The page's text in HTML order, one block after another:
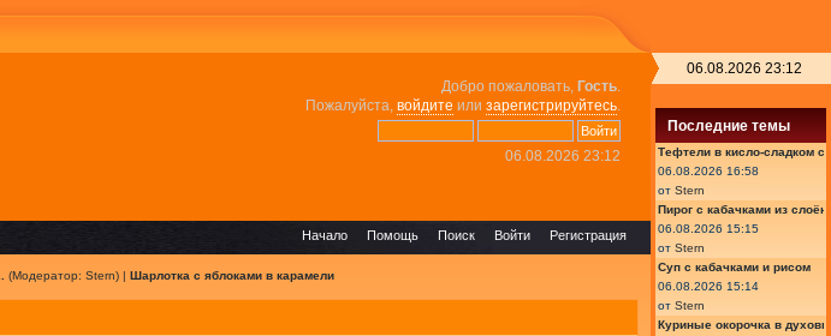
Добро пожаловать, Гость.
Пожалуйста, войдите или зарегистрируйтесь.
06.08.2026 23:12
Регистрация
Войти
Поиск
Помощь
Начало
(Модератор: Stern) | Шарлотка с яблоками в карамели
06.08.2026 23:12
Последние темы
Тефтели в кисло-сладком
06.08.2026 16:58
от Stern
Пирог с кабачками из
06.08.2026 15:15
от Stern
Суп с кабачками и рисом
06.08.2026 15:14
от Stern
Куриные окорочка в